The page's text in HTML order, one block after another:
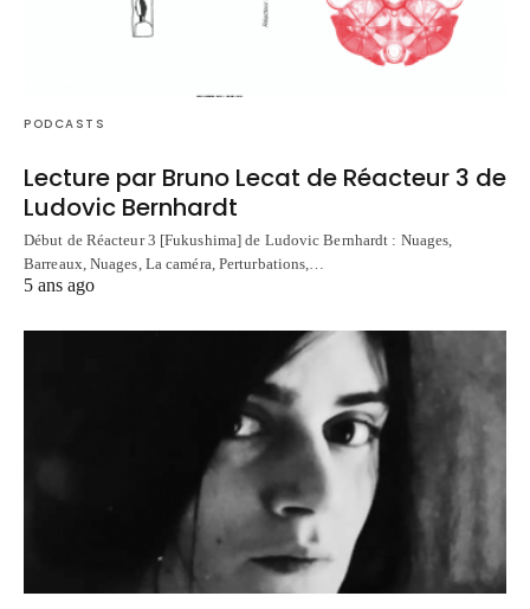
PODCASTS
Lecture par Bruno Lecat de Réacteur 3 de
Ludovic Bernhardt
Début de Réacteur 3 [Fukushima] de Ludovic Bernhardt : Nuages,
Barreaux, Nuages, La caméra, Perturbations,…
5 ans ago